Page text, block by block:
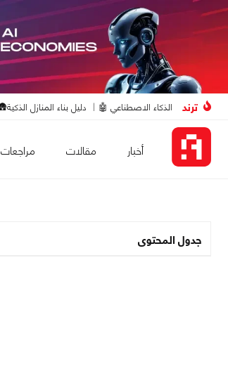
ترند الذكاء الاصطناعي 🤖 دليل بناء المنازل الذكية🛖
أخبار مقالات مراجعات
جدول المحتوى